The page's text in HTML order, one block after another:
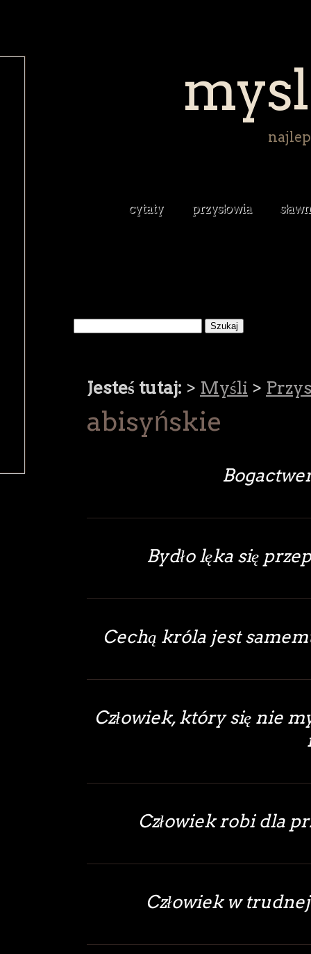
cytaty przysłowia
Jesteś tutaj: > Myśli >
abisyńskie
Bydło lęka się
Cechą króla jest
Człowiek, który się nie
Człowiek robi dla
Człowiek w